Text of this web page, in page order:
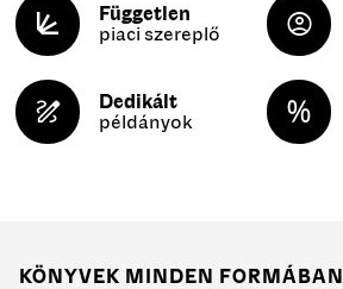
Független
piaci szereplő
Dedikált
példányok
KÖNYVEK MINDEN FORMÁBAN